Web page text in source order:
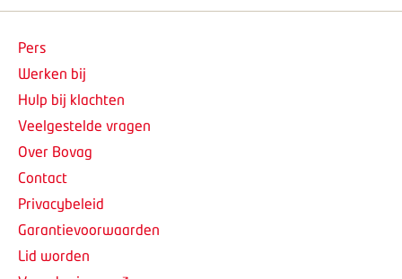
Pers
Werken bij
Hulp bij klachten
Veelgestelde vragen
Over Bovag
Contact
Privacybeleid
Garantievoorwaarden
Lid worden